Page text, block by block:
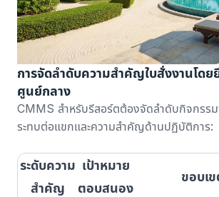
การจัดลำดับความสำคัญใบสั่งงานโดย
ศูนย์กลาง
CMMS สำหรับรีสอร์ตต้องจัดลำดับกิจกรร
ระทบต่อแขกและความสำคัญด้านปฏิบัติการ:
ระดับความ
สำคัญ
เป้าหมาย
ตอบสนอง
ขอบเ